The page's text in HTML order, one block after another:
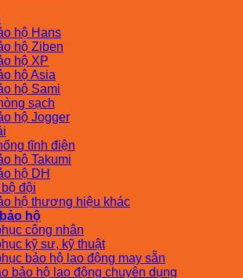
hộ Hans
hộ Ziben
hộ XP
hộ Asia
hộ Sami
sạch
hộ Jogger
tĩnh điện
hộ Takumi
hộ DH
đội
hộ thương hiệu khác
hộ
công nhân
kỹ sư, kỹ thuật
bảo hộ lao động may sẵn
bảo hộ lao động chuyên dụng